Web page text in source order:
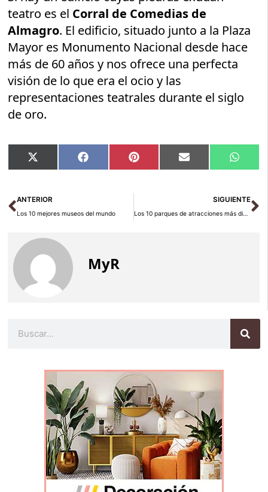
teatro es el Corral de Comedias de
Almagro. El edificio, situado junto a la Plaza
Mayor es Monumento Nacional desde hace
más de 60 años y nos ofrece una perfecta
visión de lo que era el ocio y las
representaciones teatrales durante el siglo
de oro.
Compartir
en
X
(Twitter)
Compartir
en
Facebook Compartir
en
Pinterest Compartir
en
Email
en
Ant
ANTERIOR
Los 10 mejores museos del mundo
SIGUIENTE
Los 10 parques de atracciones más divertidos del mundo
MyR